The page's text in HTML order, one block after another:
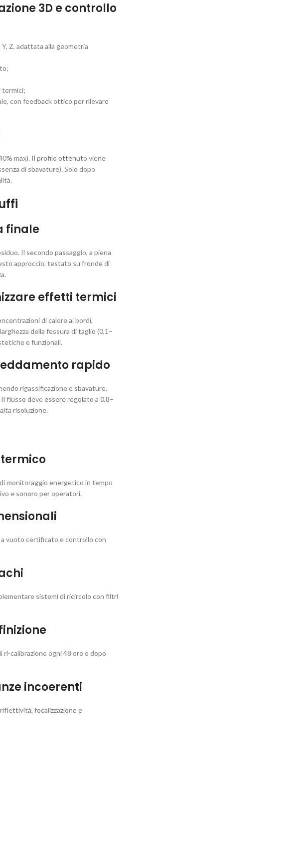
3D e controllo
Z, adattata alla geometria
termici;
con feedback ottico per rilevare
max). Il profilo ottenuto viene
di sbavature). Solo dopo
finale
Il secondo passaggio, a piena
approccio, testato su fronde di
effetti termici
di calore ai bordi,
della fessura di taglio (0,1–
e funzionali.
rapido
rigassificazione e sbavature.
flusso deve essere regolato a 0,8–
risoluzione.
monitoraggio energetico in tempo
e sonoro per operatori.
vuoto certificato e controllo con
sistemi di ricircolo con filtri
ri-calibrazione ogni 48 ore o dopo
incoerenti
focalizzazione e